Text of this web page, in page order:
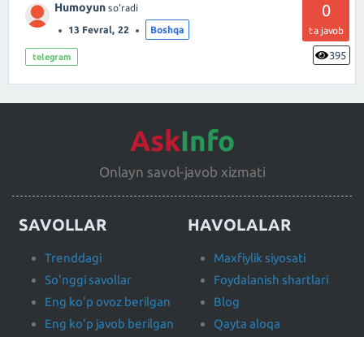
0
ta javob
395
Humoyun so'radi
13 Fevral, 22 Boshqa
telegram
AskInfo
Onlayn savol-javob xizmati
SAVOLLAR
Trenddagi
So'nggi savollar
Eng ko'p ovoz berilgan
Eng ko'p javob berilgan
HAVOLALAR
Maxfiylik siyosati
Foydalanish shartlari
Blog
Qayta aloqa